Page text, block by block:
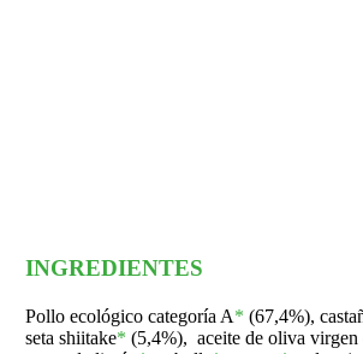
INGREDIENTES
Pollo ecológico categoría A*(67,4%),
seta shiitake*(5,4%), aceite de oliva virgen